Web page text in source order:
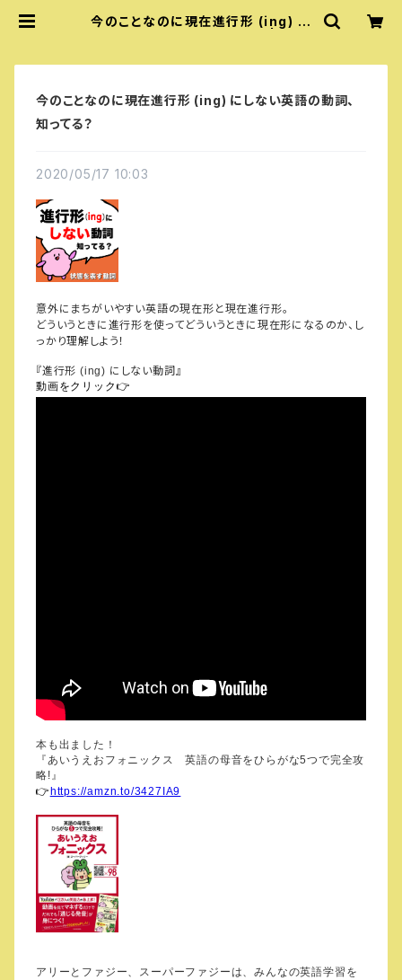
今のことなのに現在進行形 (ing) に
今のことなのに現在進行形 (ing) にしない英語の動詞、
知ってる？
2020/05/17 10:03
意外にまちがいやすい英語の現在形と現在進行形。
どういうときに進行形を使ってどういうときに現在形になるのか、し
っかり理解しよう！
『進行形 (ing) にしない動詞』
動画をクリック 👉
本も出ました！
『あいうえおフォニックス 英語の母音をひらがな5つで完全攻
略!』
👉 https://amzn.to/3427IA9
アリーとファジー、スーパーファジーは、みんなの英語学習を